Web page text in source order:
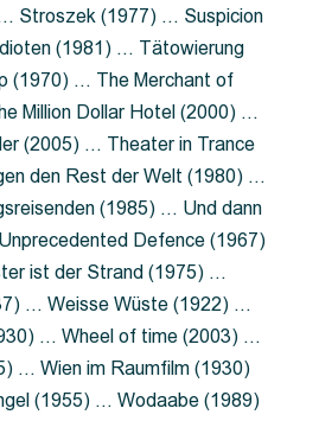
Stroszek (1977) … Suspicion
(1981) … Tätowierung
(1970) … The Merchant of
Million Dollar Hotel (2000) …
(2005) … Theater in Trance
den Rest der Welt (1980) …
(1985) … Und dann
Defence (1967)
ist der Strand (1975) …
… Weisse Wüste (1922) …
… Wheel of time (2003) …
… Wien im Raumfilm (1930)
(1955) … Wodaabe (1989)